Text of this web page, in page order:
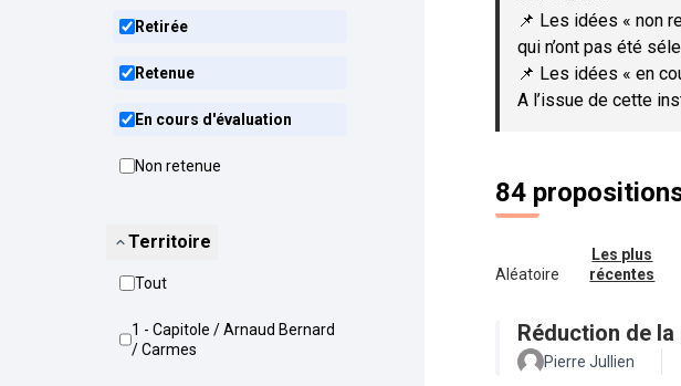
Retirée
Retenue
En cours d'évaluation
Non retenue
Territoire
Tout
1 - Capitole / Arnaud Bernard
/ Carmes
📌 Les idées « non
qui n’ont pas été
📌 Les idées « en
A l’issue de cette
84
Aléatoire
Les plus
récentes
Réduction de
Pierre Jullien